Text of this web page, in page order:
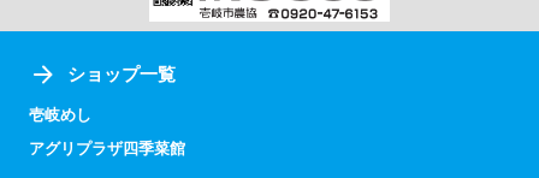
ショップ一覧
壱岐めし
アグリプラザ四季菜館